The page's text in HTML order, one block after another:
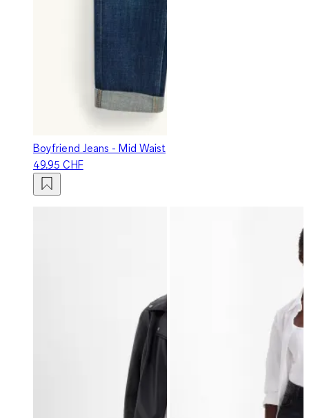
Boyfriend Jeans - Mid Waist
49.95 CHF